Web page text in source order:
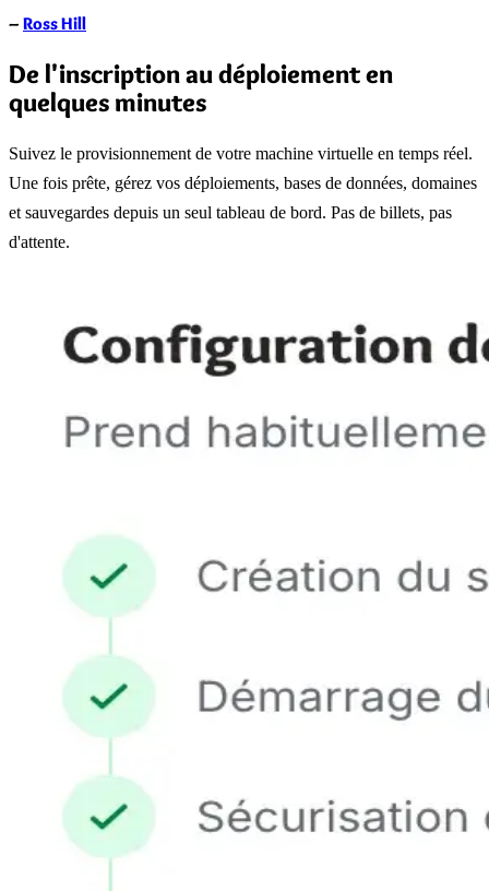
– Ross Hill
De l'inscription au déploiement en
quelques minutes
Suivez le provisionnement de votre machine virtuelle en temps réel.
Une fois prête, gérez vos déploiements, bases de données, domaines
et sauvegardes depuis un seul tableau de bord. Pas de billets, pas
d'attente.